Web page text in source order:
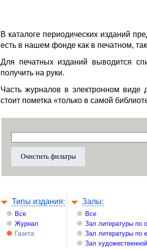
В каталоге периодических изданий
есть в нашем фонде как в печатном,
Для печатных изданий выводится
получить на руки.
Часть журналов в электронном виде
стоит пометка «только в самой
Типы издания:
Все
Журнал
Газета
Залы:
Все
Зал литературы по
Зал литературы по
Зал